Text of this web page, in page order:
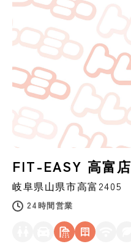
FIT-EASY 高富店
岐阜県山県市高富2405
24時間営業